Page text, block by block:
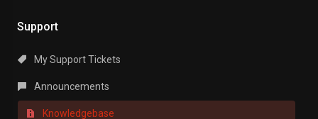
Support
My Support Tickets
Announcements
Knowledgebase